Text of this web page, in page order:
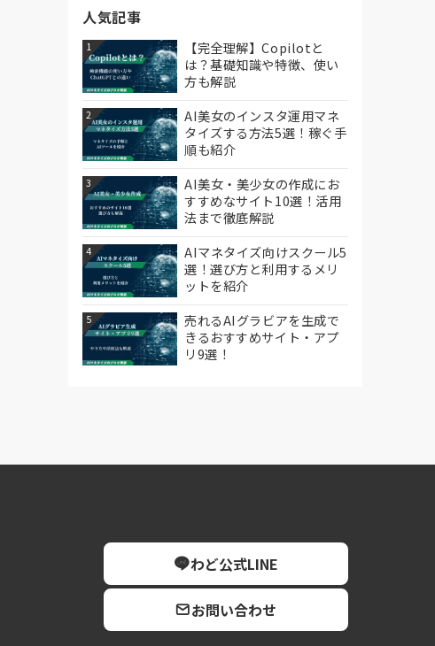
人気記事
1
【完全理解】Copilotと
は？基礎知識や特徴、使い
方も解説
2
AI美女のインスタ運用マネ
タイズする方法5選！稼ぐ手
順も紹介
3
AI美女・美少女の作成にお
すすめなサイト10選！活用
法まで徹底解説
4
AIマネタイズ向けスクール5
選！選び方と利用するメリ
ットを紹介
5
売れるAIグラビアを生成で
きるおすすめサイト・アプ
リ9選！
わど公式LINE
お問い合わせ